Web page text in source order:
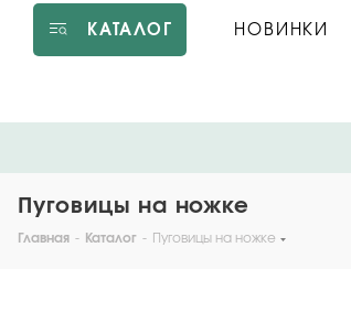
КАТАЛОГ НОВИНКИ
Пуговицы на ножке
Главная - Каталог - Пуговицы на ножке